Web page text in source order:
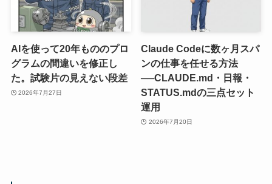
AIを使って20年もののプロ
グラムの間違いを修正し
た。試験片の見えない段差
2026年7月27日
Claude Codeに数ヶ月スパ
ンの仕事を任せる方法
──CLAUDE.md・日報・
STATUS.mdの三点セット
運用
2026年7月20日